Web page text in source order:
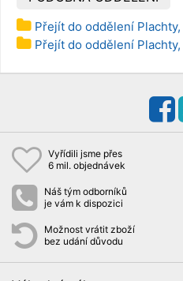
Přejít do oddělení
Přejít do oddělení
Vyřídili jsme přes
6 mil. objednávek
Náš tým odborníků
je vám k dispozici
Možnost vrátit zboží
bez udání důvodu